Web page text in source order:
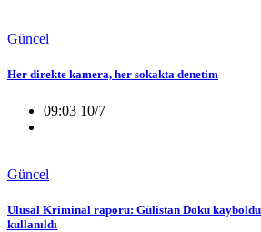
Güncel
Her direkte kamera, her sokakta denetim
09:03 10/7
Güncel
Ulusal Kriminal raporu: Gülistan Doku
kullanıldı